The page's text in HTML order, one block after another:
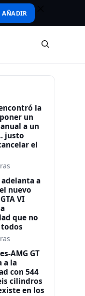
AÑADIR
la
un
a un
justo
el
a
nuevo
VI
que no
AMG GT
a la
con 544
cilindros
en los